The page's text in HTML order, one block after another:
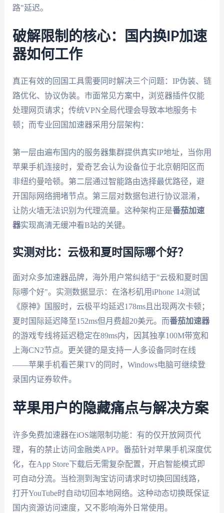
路"延迟。
破解限制的核心：国内换IP加速
器如何工作
真正有效的回国工具需要同时解决三个问题：IP伪装、链
路优化、协议伪装。市面常见方案中，浏览器插件仅能
处理网页请求；传统VPN全局代理会导致本地服务卡
顿；而专业回国加速器采用分层架构：
第一层由遍布国内的服务器集群提供真实IP地址，当你用
苹果手机连接时，爱奇艺会认为设备位于北京朝阳区而
非纽约曼哈顿。第二层通过智能路由选择最优路径，避
开国际网络拥堵节点。第三层对数据包进行协议混淆，
让防火墙无法识别为代理流量。这种架构正是番茄加速
器实现高清无缓冲看B站的关键。
实测对比：云极和夏时国际哪个好？
面对众多加速器品牌，海外用户常纠结于"云极和夏时国
际哪个好"。实测数据显示：在洛杉矶用iPhone 14测试
《原神》国服时，云极平均延迟178ms且出现两次卡顿；
夏时国际延迟降至152ms但月费超20美元。而番茄加速器
的游戏专线将延迟稳定在89ms内，因其独享100M带宽和
上海CN2节点。更关键的是支持一人多设备同时在线
——苹果手机看芒果TV的同时，Windows电脑可继续登
录国内证券软件。
苹果用户的隐藏痛点与解决方案
许多免费加速器在iOS端限制功能：有的仅开放网页代
理，有的禁止访问金融类APP。番茄针对苹果手机深度优
化，在App Store下载后无需复杂配置，开启智能模式即
可自动分流。当检测到淘宝访问请求时切换回国线路，
打开YouTube时自动切回本地网络。这种动态切换既保证
国内资源访问速度，又不影响海外日常使用。